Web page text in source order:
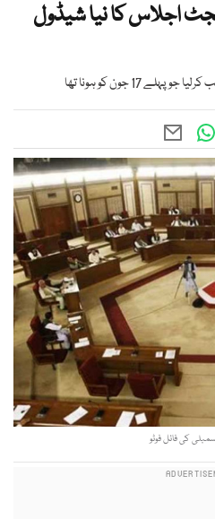
اجلاس کا نیا شیڈول
کی فائل فوٹو